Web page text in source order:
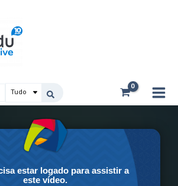
estar logado para assistir a
este vídeo.